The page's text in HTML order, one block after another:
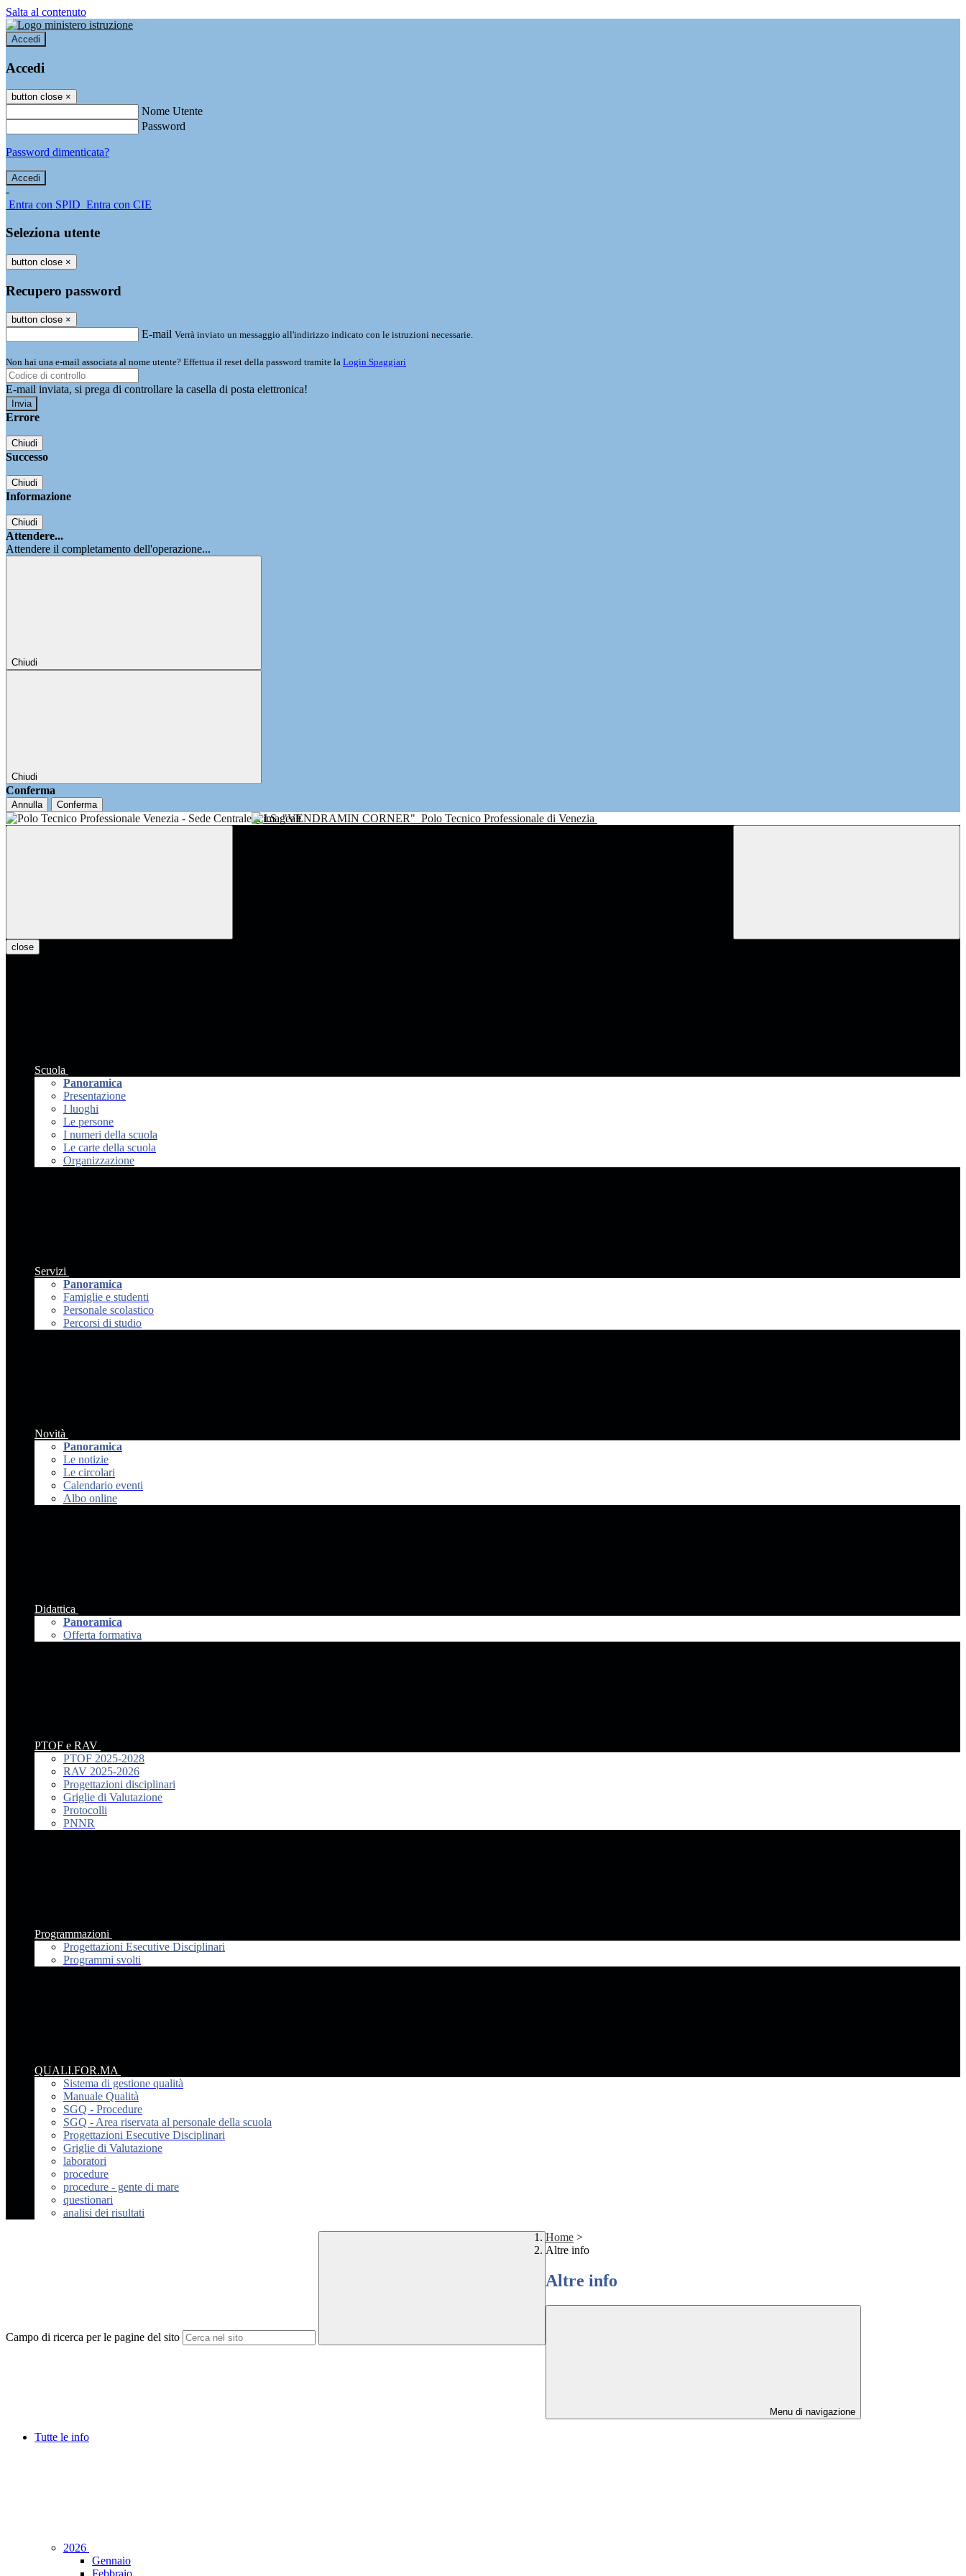
Salta al contenuto
Accedi
Accedi
button close ×
Nome Utente
Password
Password dimenticata?
-
Entra con SPID Entra con CIE
Seleziona utente
button close ×
Recupero password
button close ×
E-mail Verrà inviato un messaggio all'indirizzo indicato con le istruzioni necessarie.
Non hai una e-mail associata al nome utente? Effettua il reset della password tramite la Login Spaggiari
E-mail inviata, si prega di controllare la casella di posta elettronica!
Errore
Chiudi
Successo
Chiudi
Informazione
Chiudi
Attendere...
Attendere il completamento dell'operazione...
Chiudi
Chiudi
Conferma
Annulla Conferma
I.I.S. "VENDRAMIN CORNER" Polo Tecnico Professionale di Venezia
close
Scuola
Panoramica
Presentazione
I luoghi
Le persone
I numeri della scuola
Le carte della scuola
Organizzazione
Servizi
Panoramica
Famiglie e studenti
Personale scolastico
Percorsi di studio
Novità
Panoramica
Le notizie
Le circolari
Calendario eventi
Albo online
Didattica
Panoramica
Offerta formativa
PTOF e RAV
PTOF 2025-2028
RAV 2025-2026
Progettazioni disciplinari
Griglie di Valutazione
Protocolli
PNNR
Programmazioni
Progettazioni Esecutive Disciplinari
Programmi svolti
QUALI.FOR.MA
Sistema di gestione qualità
Manuale Qualità
SGQ - Procedure
SGQ - Area riservata al personale della scuola
Progettazioni Esecutive Disciplinari
Griglie di Valutazione
laboratori
procedure
procedure - gente di mare
questionari
analisi dei risultati
Campo di ricerca per le pagine del sito
Home >
Altre info
Altre info
Menu di navigazione
Tutte le info
2026
Gennaio